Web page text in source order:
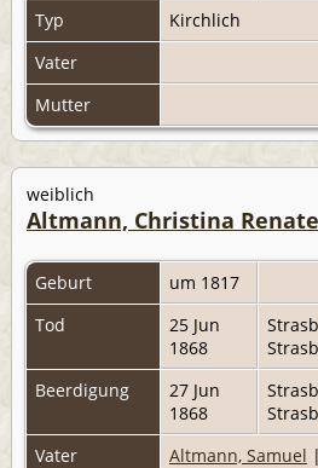
Typ
Kirchlich
Vater
Mutter
weiblich
Altmann, Christina Renate
Geburt
um 1817
Tod
25 Jun
1868
Beerdigung
27 Jun
1868
Vater
Altmann, Samuel |